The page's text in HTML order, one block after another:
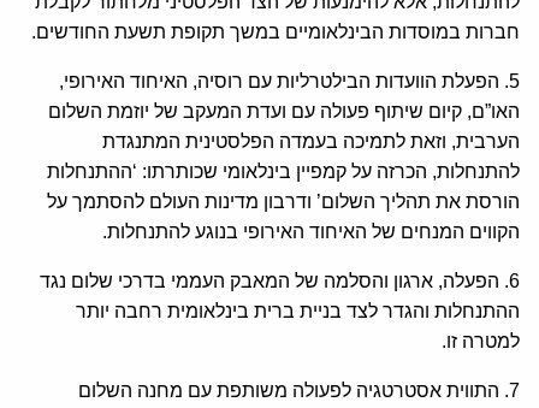
חברות במוסדות הבינלאומיים במשך תקופת תשעת החודשים.
5. הפעלת הוועדות הבילטרליות עם רוסיה, האיחוד האירופי,
האו”ם, קיום שיתוף פעולה עם ועדת המעקב של יוזמת השלום
הערבית, וזאת לתמיכה בעמדה הפלסטינית המתנגדת
להתנחלות, הכרזה על קמפיין בינלאומי שכותרתו: ‘ההתנחלות
הורסת את תהליך השלום’ ודרבון מדינות העולם להסתמך על
הקווים המנחים של האיחוד האירופי בנוגע להתנחלות.
6. הפעלה, ארגון והסלמה של המאבק העממי בדרכי שלום נגד
ההתנחלות והגדר לצד בניית ברית בינלאומית רחבה יותר
למטרה זו.
7. התווית אסטרטגיה לפעולה משותפת עם מחנה השלום